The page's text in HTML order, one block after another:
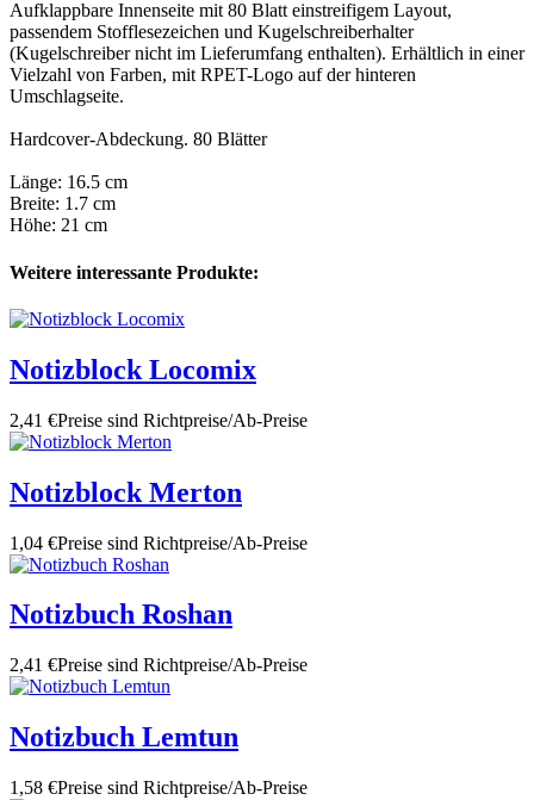
Aufklappbare Innenseite mit 80 Blatt einstreifigem Layout,
passendem Stofflesezeichen und Kugelschreiberhalter
(Kugelschreiber nicht im Lieferumfang enthalten). Erhältlich in einer
Vielzahl von Farben, mit RPET-Logo auf der hinteren
Umschlagseite.
Hardcover-Abdeckung. 80 Blätter
Länge: 16.5 cm
Breite: 1.7 cm
Höhe: 21 cm
Weitere interessante Produkte:
Notizblock Locomix
2,41 €Preise sind Richtpreise/Ab-Preise
Notizblock Merton
1,04 €Preise sind Richtpreise/Ab-Preise
Notizbuch Roshan
2,41 €Preise sind Richtpreise/Ab-Preise
Notizbuch Lemtun
1,58 €Preise sind Richtpreise/Ab-Preise